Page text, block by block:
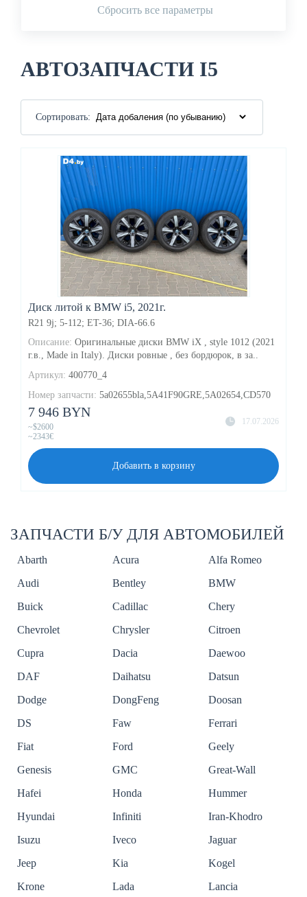
Сбросить все параметры
АВТОЗАПЧАСТИ I5
Сортировать:
Диск литой к BMW i5, 2021г.
R21 9j; 5-112; ET-36; DIA-66.6
Описание: Оригинальные диски BMW iX , style 1012 (2021
г.в., Made in Italy). Диски ровные , без бордюрок, в за..
Артикул: 400770_4
Номер запчасти: 5a02655bla,5A41F90GRE,5A02654,CD570
17.07.2026
7 946 BYN
~$2600
~2343€
Добавить в корзину
ЗАПЧАСТИ Б/У ДЛЯ АВТОМОБИЛЕЙ
Abarth Acura
Alfa Romeo
Audi
Bentley
BMW
Buick
Cadillac
Chery
Chevrolet
Chrysler
Citroen
Cupra
Dacia
Daewoo
DAF
Daihatsu
Datsun
Dodge
DongFeng
Doosan
DS
Faw
Ferrari
Fiat
Ford
Geely
Genesis
GMC
Great-Wall
Hafei
Honda
Hummer
Hyundai
Infiniti
Iran-Khodro
Isuzu
Iveco
Jaguar
Jeep
Kia
Kogel
Krone
Lada
Lancia